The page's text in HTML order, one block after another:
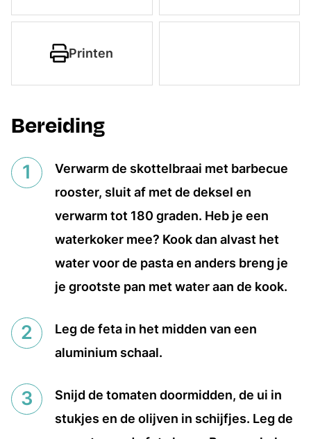
Printen
Bereiding
Verwarm de skottelbraai met barbecue
rooster, sluit af met de deksel en
verwarm tot 180 graden. Heb je een
waterkoker mee? Kook dan alvast het
water voor de pasta en anders breng je
je grootste pan met water aan de kook.
Leg de feta in het midden van een
aluminium schaal.
Snijd de tomaten doormidden, de ui in
stukjes en de olijven in schijfjes. Leg de